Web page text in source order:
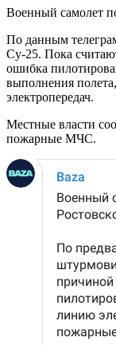
Военный самолет
По данным
Су-25. Пока
ошибка
выполнения
электропередач.
Местные власти
пожарные МЧС.